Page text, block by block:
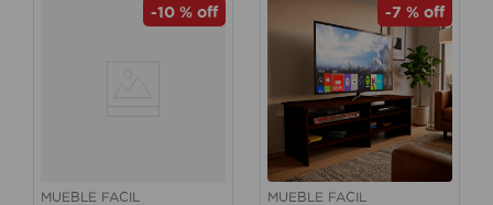
-10 % off
MUEBLE FACIL
-7 % off
MUEBLE FACIL